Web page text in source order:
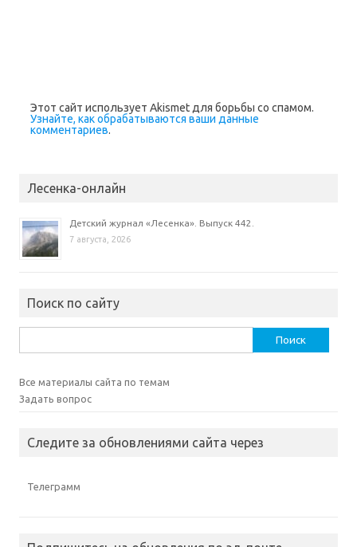
Этот сайт использует Akismet для борьбы со спамом.
Узнайте, как обрабатываются ваши данные
комментариев.
Лесенка-онлайн
Детский журнал «Лесенка». Выпуск 442.
7 августа, 2026
Поиск по сайту
Все материалы сайта по темам
Задать вопрос
Следите за обновлениями сайта через
Телеграмм